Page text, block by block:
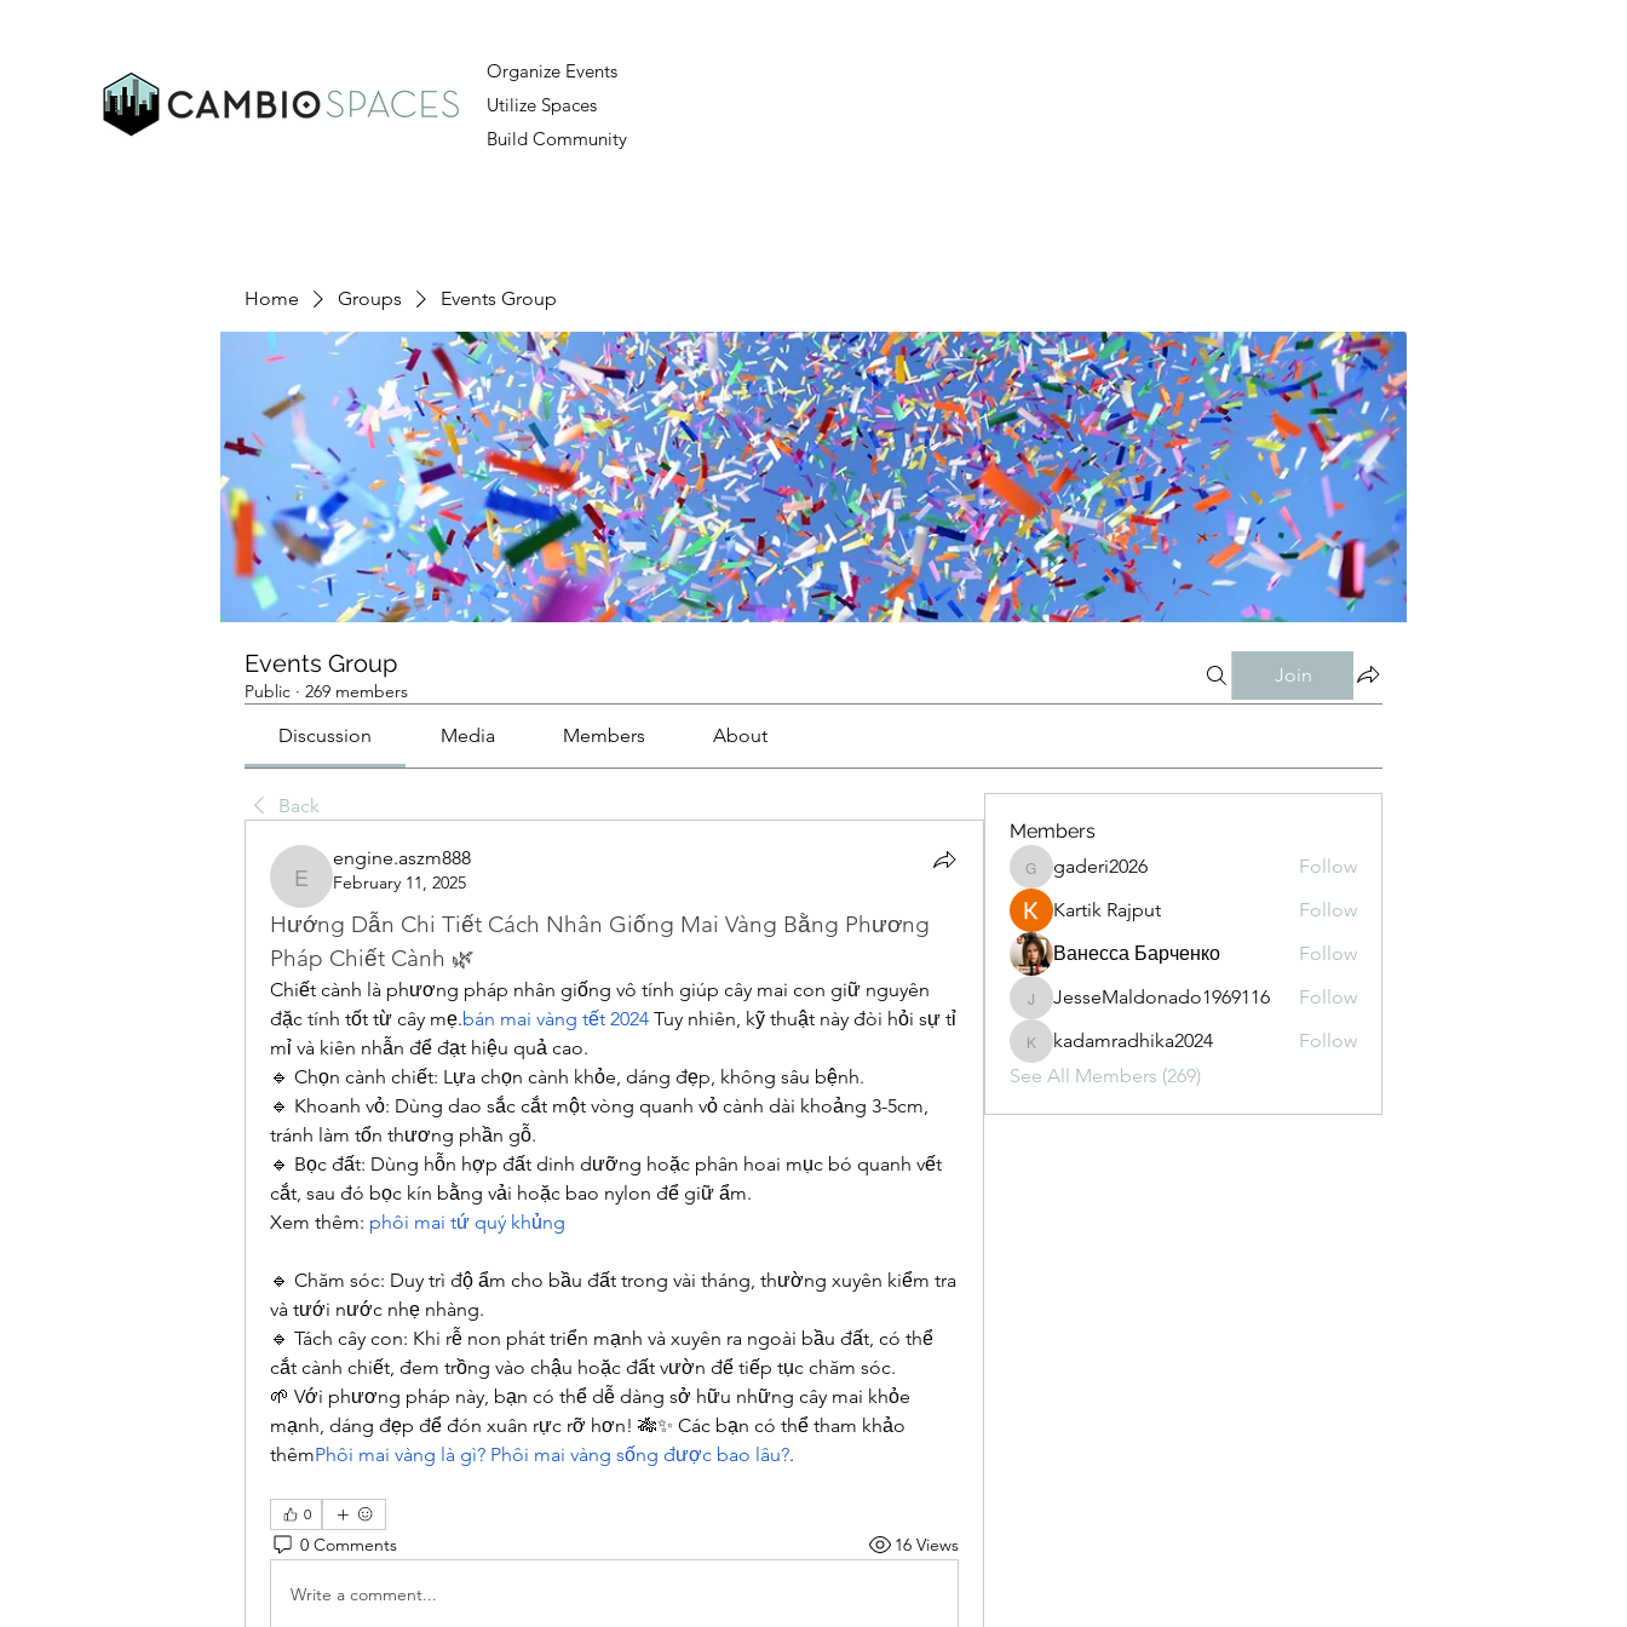
Organize Events
Utilize Spaces
Build Community
Home Groups Events Group
Events Group
Public · 269 members
Join
Discussion Media Members About
Back
engine.aszm888
engine.aszm888
February 11, 2025
Hướng Dẫn Chi Tiết Cách Nhân Giống Mai Vàng Bằng Phương
Pháp Chiết Cành 🌿
Chiết cành là phương pháp nhân giống vô tính giúp cây mai con giữ nguyên
đặc tính tốt từ cây mẹ.bán mai vàng tết 2024 Tuy nhiên, kỹ thuật này đòi hỏi sự tỉ
mỉ và kiên nhẫn để đạt hiệu quả cao.
🔹 Chọn cành chiết: Lựa chọn cành khỏe, dáng đẹp, không sâu bệnh.
🔹 Khoanh vỏ: Dùng dao sắc cắt một vòng quanh vỏ cành dài khoảng 3-5cm,
tránh làm tổn thương phần gỗ.
🔹 Bọc đất: Dùng hỗn hợp đất dinh dưỡng hoặc phân hoai mục bó quanh vết
cắt, sau đó bọc kín bằng vải hoặc bao nylon để giữ ẩm.
Xem thêm: phôi mai tứ quý khủng
🔹 Chăm sóc: Duy trì độ ẩm cho bầu đất trong vài tháng, thường xuyên kiểm tra
và tưới nước nhẹ nhàng.
🔹 Tách cây con: Khi rễ non phát triển mạnh và xuyên ra ngoài bầu đất, có thể
cắt cành chiết, đem trồng vào chậu hoặc đất vườn để tiếp tục chăm sóc.
🌱 Với phương pháp này, bạn có thể dễ dàng sở hữu những cây mai khỏe
mạnh, dáng đẹp để đón xuân rực rỡ hơn! 🎋✨ Các bạn có thể tham khảo
thêmPhôi mai vàng là gì? Phôi mai vàng sống được bao lâu?.
0
0 Comments 16 Views
Write a comment...
Members
gaderi2026
gaderi2026
Follow
Kartik Rajput
Follow
Ванесса Барченко
Follow
JesseMaldonado1969116
JesseMaldonado1969116 Follow
kadamradhika2024
kadamradhika2024
Follow
See All Members (269)